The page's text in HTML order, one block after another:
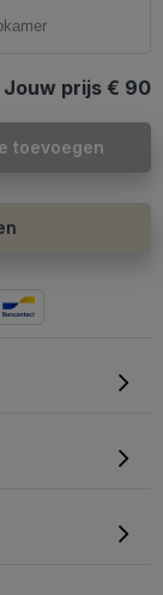
Jouw prijs € 90
toevoegen